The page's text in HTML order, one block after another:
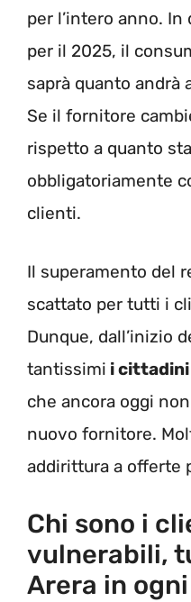
per l’intero anno.
per il 2025, il
saprà quanto andrà
Se il fornitore
rispetto a quanto
obbligatoriamente
clienti.
Il superamento del
scattato per tutti i
Dunque, dall’inizio
tantissimi i
che ancora oggi
nuovo fornitore.
addirittura a offerte
Chi sono i
vulnerabili,
Arera in